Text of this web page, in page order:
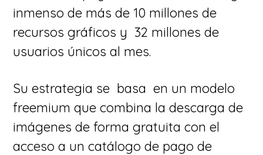
inmenso de más de 10 millones de
recursos gráficos y 32 millones de
usuarios únicos al mes.
Su estrategia se basa en un modelo
freemium que combina la descarga de
imágenes de forma gratuita con el
acceso a un catálogo de pago de